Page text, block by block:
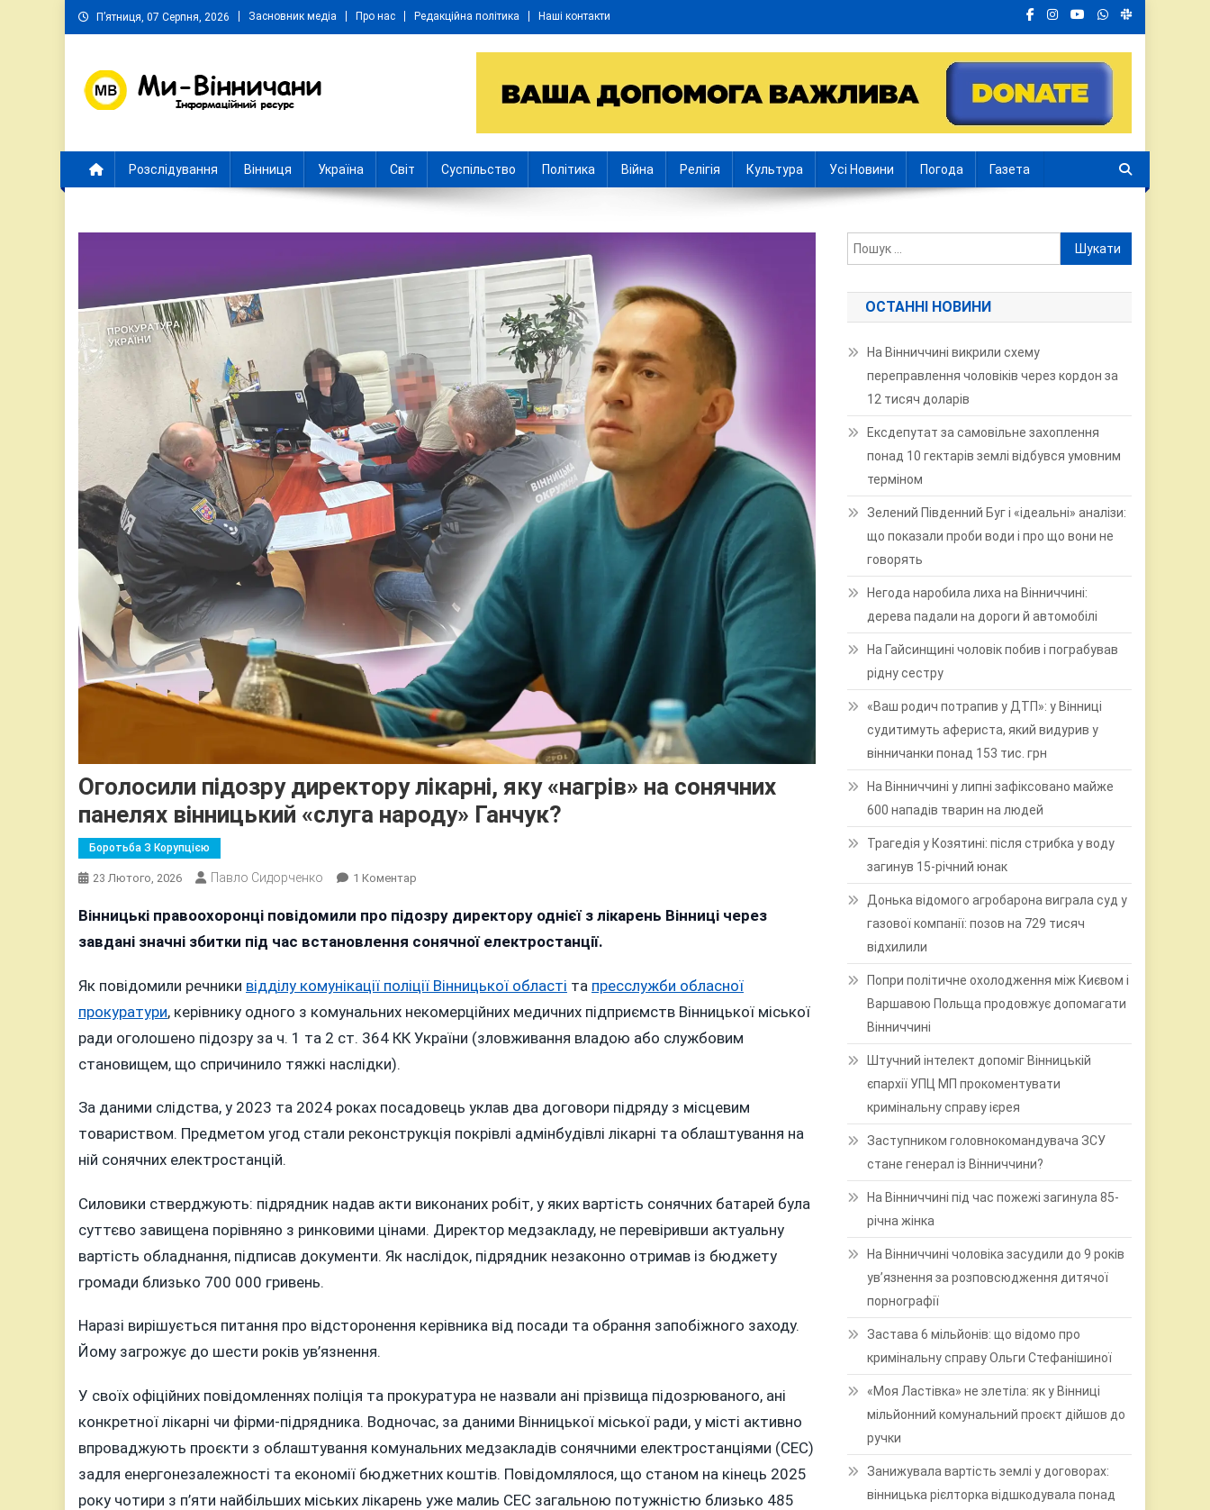
Skip
to
П’ятниця, 07 Серпня, 2026 Засновник медіа Про нас Редакційна політика Наші контакти
Розслідування Вінниця Україна Світ Суспільство Політика Війна Релігія Культура Усі Новини Погода Газета
Оголосили підозру директору лікарні, яку «нагрів» на сонячних
панелях вінницький «слуга народу» Ганчук?
Боротьба З Корупцією
23 Лютого, 2026 Павло Сидорченко 1 Коментар
Підозру
Директору
Яку
Сонячних
«слуга
Народу»
Вінницькі правоохоронці повідомили про підозру директору однієї з лікарень Вінниці через
завдані значні збитки під час встановлення сонячної електростанції.
Як повідомили речники відділу комунікації поліції Вінницької області та пресслужби обласної
прокуратури, керівнику одного з комунальних некомерційних медичних підприємств Вінницької міської
ради оголошено підозру за ч. 1 та 2 ст. 364 КК України (зловживання владою або службовим
становищем, що спричинило тяжкі наслідки).
За даними слідства, у 2023 та 2024 роках посадовець уклав два договори підряду з місцевим
товариством. Предметом угод стали реконструкція покрівлі адмінбудівлі лікарні та облаштування на
ній сонячних електростанцій.
Силовики стверджують: підрядник надав акти виконаних робіт, у яких вартість сонячних батарей була
суттєво завищена порівняно з ринковими цінами. Директор медзакладу, не перевіривши актуальну
вартість обладнання, підписав документи. Як наслідок, підрядник незаконно отримав із бюджету
громади близько 700 000 гривень.
Наразі вирішується питання про відсторонення керівника від посади та обрання запобіжного заходу.
Йому загрожує до шести років ув’язнення.
У своїх офіційних повідомленнях поліція та прокуратура не назвали ані прізвища підозрюваного, ані
конкретної лікарні чи фірми-підрядника. Водночас, за даними Вінницької міської ради, у місті активно
впроваджують проєкти з облаштування комунальних медзакладів сонячними електростанціями (СЕС)
задля енергонезалежності та економії бюджетних коштів. Повідомлялося, що станом на кінець 2025
року чотири з п’яти найбільших міських лікарень уже малиь СЕС загальною потужністю близько 485
Пошук:
ОСТАННІ НОВИНИ
На Вінниччині викрили схему
переправлення чоловіків через кордон за
12 тисяч доларів
Ексдепутат за самовільне захоплення
понад 10 гектарів землі відбувся умовним
терміном
Зелений Південний Буг і «ідеальні» аналізи:
що показали проби води і про що вони не
говорять
Негода наробила лиха на Вінниччині:
дерева падали на дороги й автомобілі
На Гайсинщині чоловік побив і пограбував
рідну сестру
«Ваш родич потрапив у ДТП»: у Вінниці
судитимуть афериста, який видурив у
вінничанки понад 153 тис. грн
На Вінниччині у липні зафіксовано майже
600 нападів тварин на людей
Трагедія у Козятині: після стрибка у воду
загинув 15-річний юнак
Донька відомого агробарона виграла суд у
газової компанії: позов на 729 тисяч
відхилили
Попри політичне охолодження між Києвом і
Варшавою Польща продовжує допомагати
Вінниччині
Штучний інтелект допоміг Вінницькій
єпархії УПЦ МП прокоментувати
кримінальну справу ієрея
Заступником головнокомандувача ЗСУ
стане генерал із Вінниччини?
На Вінниччині під час пожежі загинула 85-
річна жінка
На Вінниччині чоловіка засудили до 9 років
ув’язнення за розповсюдження дитячої
порнографії
Застава 6 мільйонів: що відомо про
кримінальну справу Ольги Стефанішиної
«Моя Ластівка» не злетіла: як у Вінниці
мільйонний комунальний проєкт дійшов до
ручки
Занижувала вартість землі у договорах:
вінницька рієлторка відшкодувала понад